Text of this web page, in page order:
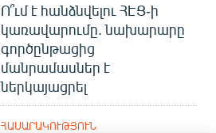
Ո՞ւմ է հանձնվելու ՀԷՑ-ի
կառավարումը. նախարարը
գործընթացից
մանրամասներ է
ներկայացրել
ՀԱՍԱՐԱԿՈՒԹՅՈՒՆ